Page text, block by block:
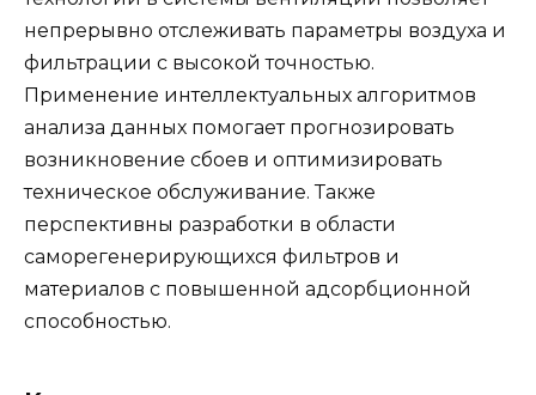
непрерывно отслеживать параметры воздуха и
фильтрации с высокой точностью.
Применение интеллектуальных алгоритмов
анализа данных помогает прогнозировать
возникновение сбоев и оптимизировать
техническое обслуживание. Также
перспективны разработки в области
саморегенерирующихся фильтров и
материалов с повышенной адсорбционной
способностью.